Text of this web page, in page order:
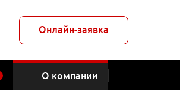
Онлайн-заявка
О компании